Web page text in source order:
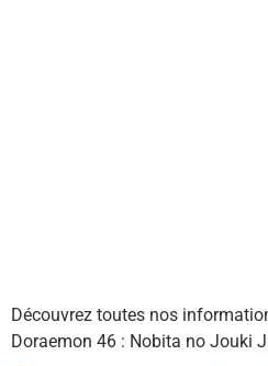
Découvrez toutes nos
Doraemon 46 : Nobita no Jouki